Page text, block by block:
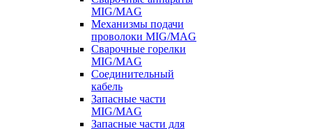
MIG/MAG
Механизмы подачи
проволоки MIG/MAG
Сварочные горелки
MIG/MAG
Соединительный
кабель
Запасные части
MIG/MAG
Запасные части для